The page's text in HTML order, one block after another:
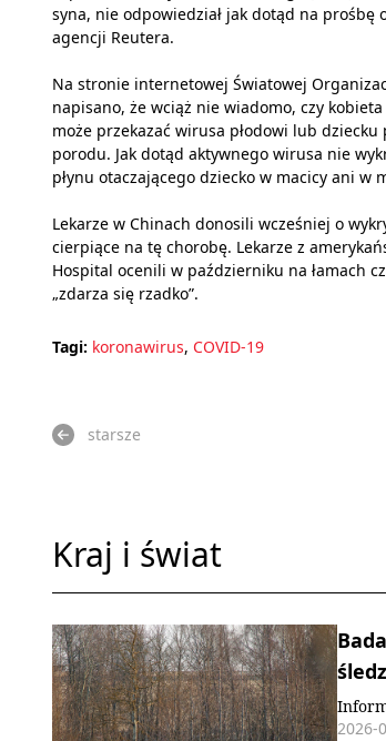
syna, nie odpowiedział jak dotąd na prośbę
agencji Reutera.
Na stronie internetowej Światowej
napisano, że wciąż nie wiadomo, czy
może przekazać wirusa płodowi lub dziecku
porodu. Jak dotąd aktywnego wirusa nie
płynu otaczającego dziecko w macicy ani w
Lekarze w Chinach donosili wcześniej o
cierpiące na tę chorobę. Lekarze z
Hospital ocenili w październiku na łamach
„zdarza się rzadko”.
Tagi: koronawirus, COVID-19
starsze
Kraj i świat
2026-